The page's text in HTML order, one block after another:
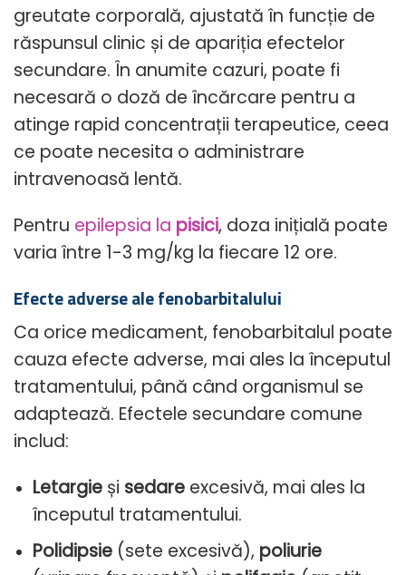
greutate corporală, ajustată în funcție de
răspunsul clinic și de apariția efectelor
secundare. În anumite cazuri, poate fi
necesară o doză de încărcare pentru a
atinge rapid concentrații terapeutice, ceea
ce poate necesita o administrare
intravenoasă lentă.
Pentru epilepsia la pisici, doza inițială poate
varia între 1-3 mg/kg la fiecare 12 ore.
Efecte adverse ale fenobarbitalului
Ca orice medicament, fenobarbitalul poate
cauza efecte adverse, mai ales la începutul
tratamentului, până când organismul se
adaptează. Efectele secundare comune
includ:
Letargieși sedareexcesivă, mai ales la
începutul tratamentului.
Polidipsie(sete excesivă), poliurie